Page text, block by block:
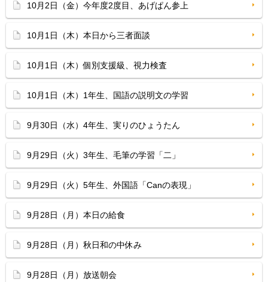
10月2日（金）今年度2度目、あげぱん参上
10月1日（木）本日から三者面談
10月1日（木）個別支援級、視力検査
10月1日（木）1年生、国語の説明文の学習
9月30日（水）4年生、実りのひょうたん
9月29日（火）3年生、毛筆の学習「二」
9月29日（火）5年生、外国語「Canの表現」
9月28日（月）本日の給食
9月28日（月）秋日和の中休み
9月28日（月）放送朝会